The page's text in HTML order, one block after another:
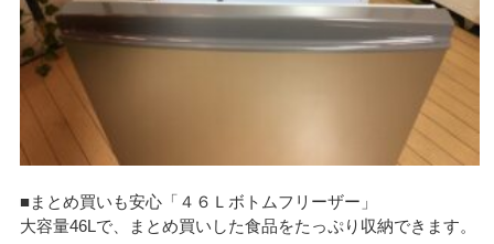
■まとめ買いも安心「４６Ｌボトムフリーザー」
大容量46Lで、まとめ買いした食品をたっぷり収納できます。